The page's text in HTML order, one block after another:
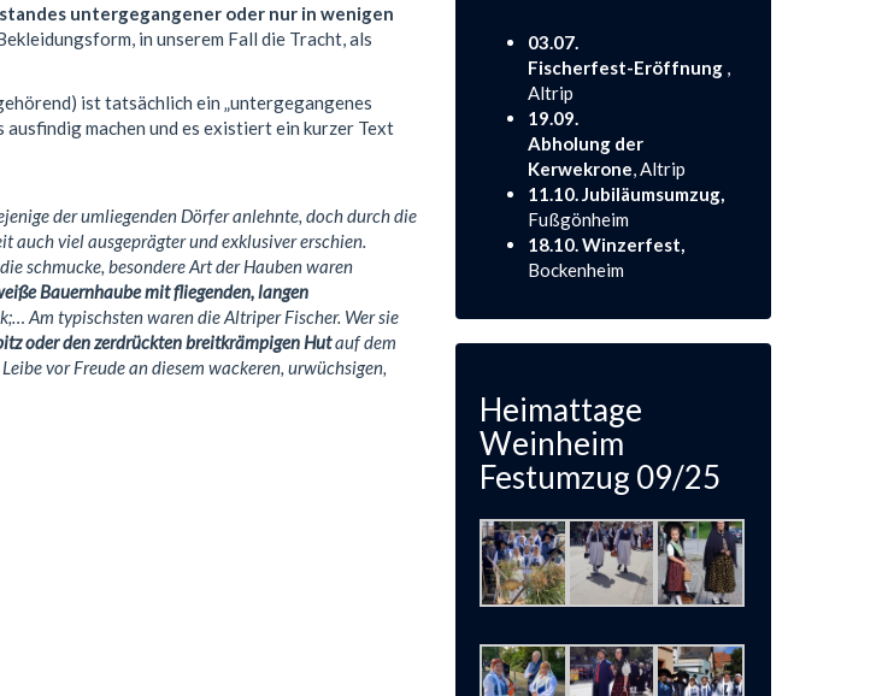
untergegangener oder nur in wenigen
in unserem Fall die Tracht, als
ist tatsächlich ein „untergegangenes
machen und es existiert ein kurzer Text
der umliegenden Dörfer anlehnte, doch durch die
auch viel ausgeprägter und exklusiver erschien.
schmucke, besondere Art der Hauben waren
Bauernhaube mit fliegenden, langen
Am typischsten waren die Altriper Fischer. Wer sie
oder den zerdrückten breitkrämpigen Hutauf dem
vor Freude an diesem wackeren, urwüchsigen,
03.07.
Fischerfest-Eröffnung
Altrip
19.09.
Abholung der
Kerwekrone , Altrip
11.10. Jubiläumsumzug,
Fußgönheim
18.10. Winzerfest,
Bockenheim
Heimattage
Weinheim
Festumzug 09/25